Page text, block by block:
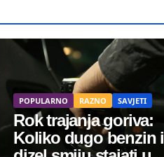
POPULARNO RAZNO SAVJETI
Rok trajanja goriva:
Koliko dugo benzin i